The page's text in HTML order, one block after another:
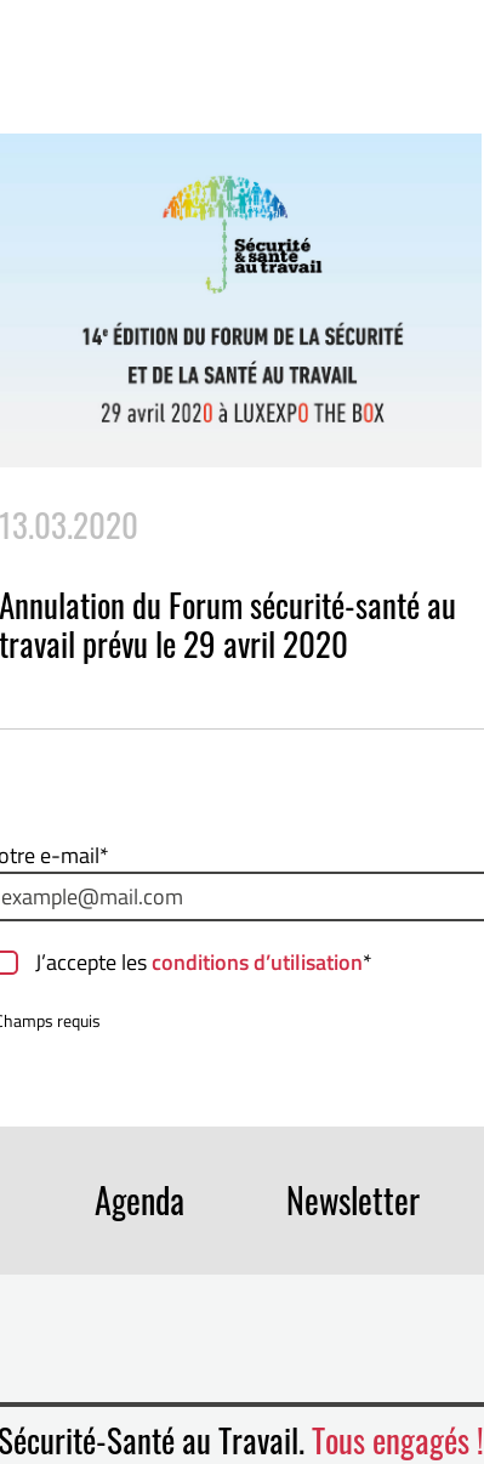
13.03.2020
Annulation du Forum sécurité-santé au
travail prévu le 29 avril 2020
e-mail*
J’accepte lesconditions d’utilisation*
requis
Agenda Newsletter
Sécurité-Santé au Travail.Tous engagés !